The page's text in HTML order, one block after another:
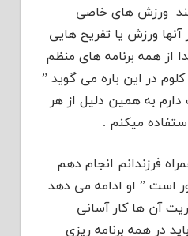
ورزش های خاصی
ورزش یا تفریح هایی
از همه برنامه های منظم
در این باره می گوید ”
به همین دلیل از هر
میکنم .
فرزندانم انجام دهم
است ” او ادامه می دهد
آن ها کار آسانی
در همه برنامه ریزی